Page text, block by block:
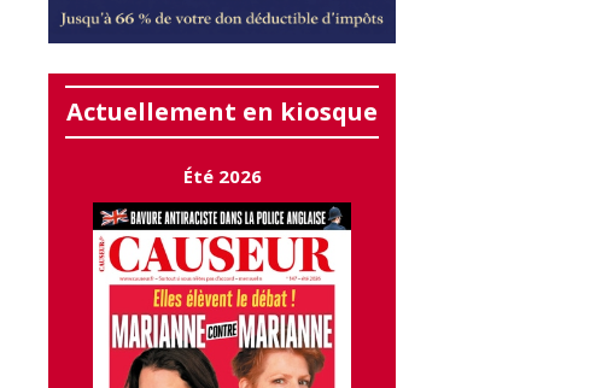
Actuellement en kiosque
Été 2026